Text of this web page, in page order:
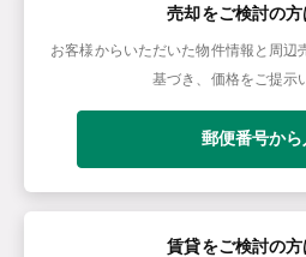
売却をご検討の
お客様からいただいた物件情報と周辺
基づき、価格をご提示
郵便番号から
賃貸をご検討の